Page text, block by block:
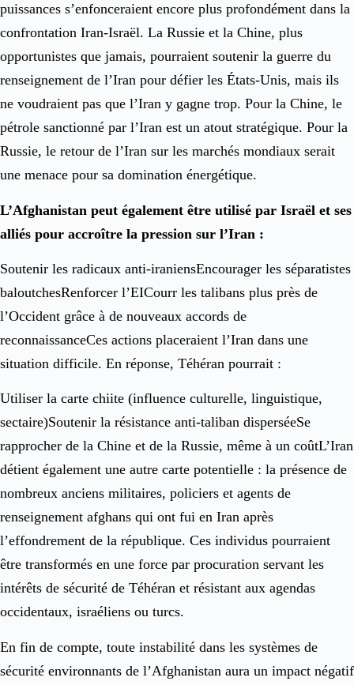
puissances s’enfonceraient encore plus profondément dans la
confrontation Iran-Israël. La Russie et la Chine, plus
opportunistes que jamais, pourraient soutenir la guerre du
renseignement de l’Iran pour défier les États-Unis, mais ils
ne voudraient pas que l’Iran y gagne trop. Pour la Chine, le
pétrole sanctionné par l’Iran est un atout stratégique. Pour la
Russie, le retour de l’Iran sur les marchés mondiaux serait
une menace pour sa domination énergétique.
L’Afghanistan peut également être utilisé par Israël et ses
alliés pour accroître la pression sur l’Iran :
Soutenir les radicaux anti-iraniensEncourager les séparatistes
baloutchesRenforcer l’EICourr les talibans plus près de
l’Occident grâce à de nouveaux accords de
reconnaissanceCes actions placeraient l’Iran dans une
situation difficile. En réponse, Téhéran pourrait :
Utiliser la carte chiite (influence culturelle, linguistique,
sectaire)Soutenir la résistance anti-taliban disperséeSe
rapprocher de la Chine et de la Russie, même à un coûtL’Iran
détient également une autre carte potentielle : la présence de
nombreux anciens militaires, policiers et agents de
renseignement afghans qui ont fui en Iran après
l’effondrement de la république. Ces individus pourraient
être transformés en une force par procuration servant les
intérêts de sécurité de Téhéran et résistant aux agendas
occidentaux, israéliens ou turcs.
En fin de compte, toute instabilité dans les systèmes de
sécurité environnants de l’Afghanistan aura un impact négatif